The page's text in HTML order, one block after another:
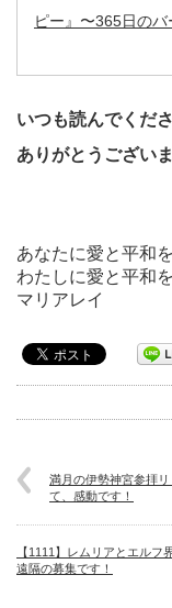
ピー』〜365日の
いつも読んでくだ
ありがとうござい
あなたに愛と平和を
わたしに愛と平和を
マリアレイ
満月の伊勢神宮参拝
て、感動です！
【1111】レムリアとエル
遠隔の募集です！